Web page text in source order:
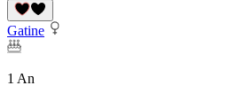
Gatine
1 An